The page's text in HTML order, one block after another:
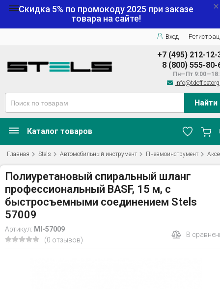
Скидка 5% по промокоду 2025 при заказе
товара на сайте!
Вход
+7 (495) 212-12-
8 (800) 555-80-
Пн—Пт
Найти
Каталог товаров
Главная Stels Автомобильный инструмент Пневмоинструмент
Полиуретановый спиральный шланг
профессиональный BASF, 15 м, с
быстросъемными соединением Stels
57009
Артикул: MI-57009
(0 отзывов)
В